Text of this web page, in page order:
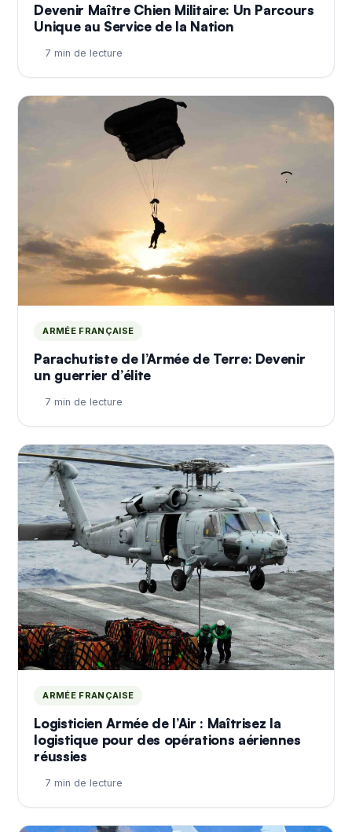
Devenir Maître Chien Militaire: Un Parcours
Unique au Service de la Nation
7 min de lecture
ARMÉE FRANÇAISE
Parachutiste de l’Armée de Terre: Devenir
un guerrier d’élite
7 min de lecture
ARMÉE FRANÇAISE
Logisticien Armée de l’Air : Maîtrisez la
logistique pour des opérations aériennes
réussies
7 min de lecture